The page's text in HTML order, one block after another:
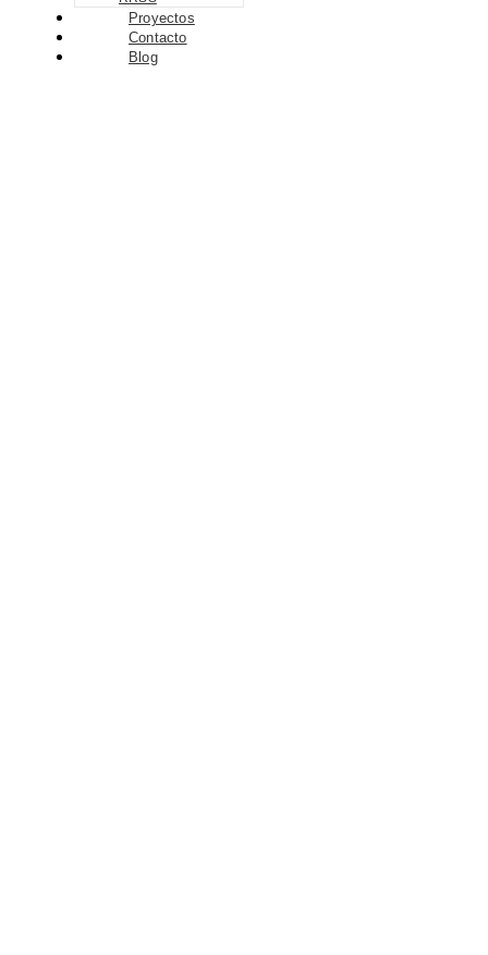
Proyectos
Contacto
Blog